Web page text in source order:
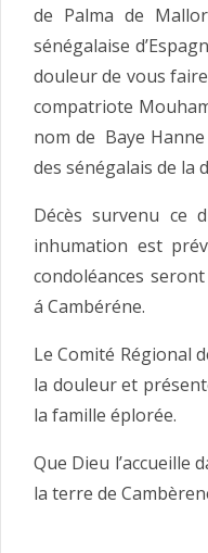
de Palma de
sénégalaise
douleur de vous
compatriote
nom de Baye
des sénégalais de la
Décès survenu ce
inhumation est
condoléances
á Cambéréne.
Le Comité Régional
la douleur et
la famille éplorée.
Que Dieu l’accueille
la terre de